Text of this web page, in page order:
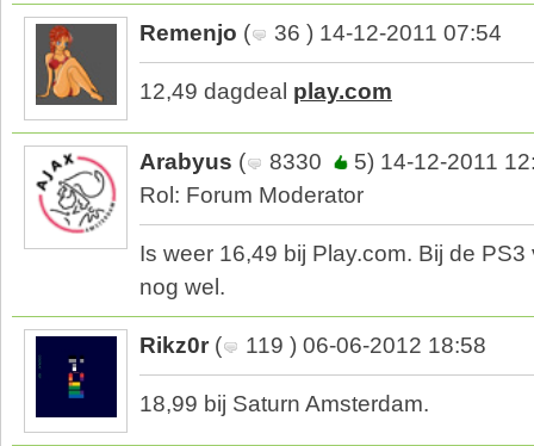
Remenjo ( 36 ) 14-12-2011 07:54
12,49 dagdeal play.com
Arabyus ( 8330
5) 14-12-2011
Rol: Forum Moderator
Is weer 16,49 bij Play.com. Bij de
nog wel.
Rikz0r ( 119 ) 06-06-2012 18:58
18,99 bij Saturn Amsterdam.